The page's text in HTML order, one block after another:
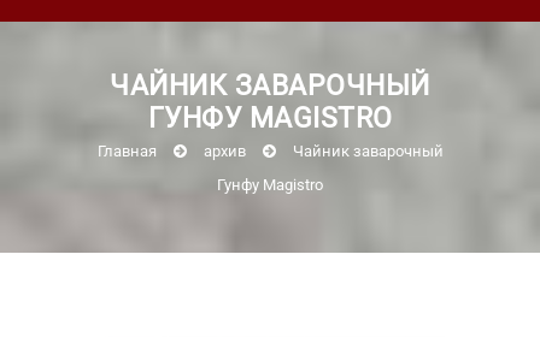
ЧАЙНИК ЗАВАРОЧНЫЙ
ГУНФУ MAGISTRO
Главная архив
Чайник заварочный
Гунфу Magistro